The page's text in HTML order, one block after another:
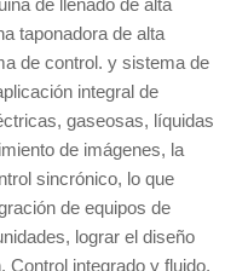
de llenado de alta
taponadora de alta
de control. y sistema de
integral de
gaseosas, líquidas
de imágenes, la
sincrónico, lo que
de equipos de
lograr el diseño
Control integrado y fluido,